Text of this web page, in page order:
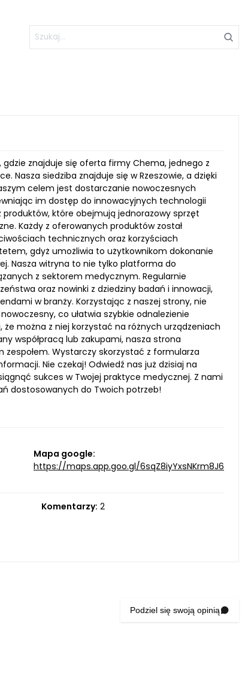
znajduje się oferta firmy Chema, jednego z
Nasza siedziba znajduje się w Rzeszowie, a dzięki
celem jest dostarczanie nowoczesnych
im dostęp do innowacyjnych technologii
które obejmują jednorazowy sprzęt
Każdy z oferowanych produktów został
technicznych oraz korzyściach
gdyż umożliwia to użytkownikom dokonanie
Nasza witryna to nie tylko platforma do
z sektorem medycznym. Regularnie
oraz nowinki z dziedziny badań i innowacji,
w branży. Korzystając z naszej strony, nie
co ułatwia szybkie odnalezienie
można z niej korzystać na różnych urządzeniach
współpracą lub zakupami, nasza strona
Wystarczy skorzystać z formularza
Nie czekaj! Odwiedź nas już dzisiaj na
sukces w Twojej praktyce medycznej. Z nami
dostosowanych do Twoich potrzeb!
Mapa google:
https://maps.app.goo.gl/6sqZ8iyYxsNKrm8J6
Komentarzy: 2
Podziel się swoją opinią